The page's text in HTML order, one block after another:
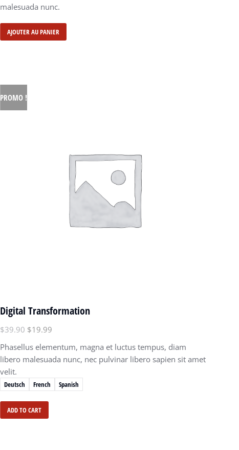
malesuada nunc.
AJOUTER AU PANIER
PROMO !
Deutsch French Spanish
Digital Transformation
$39.90 $19.99
Phasellus elementum, magna et luctus tempus, diam
libero malesuada nunc, nec pulvinar libero sapien sit amet
velit.
ADD TO CART